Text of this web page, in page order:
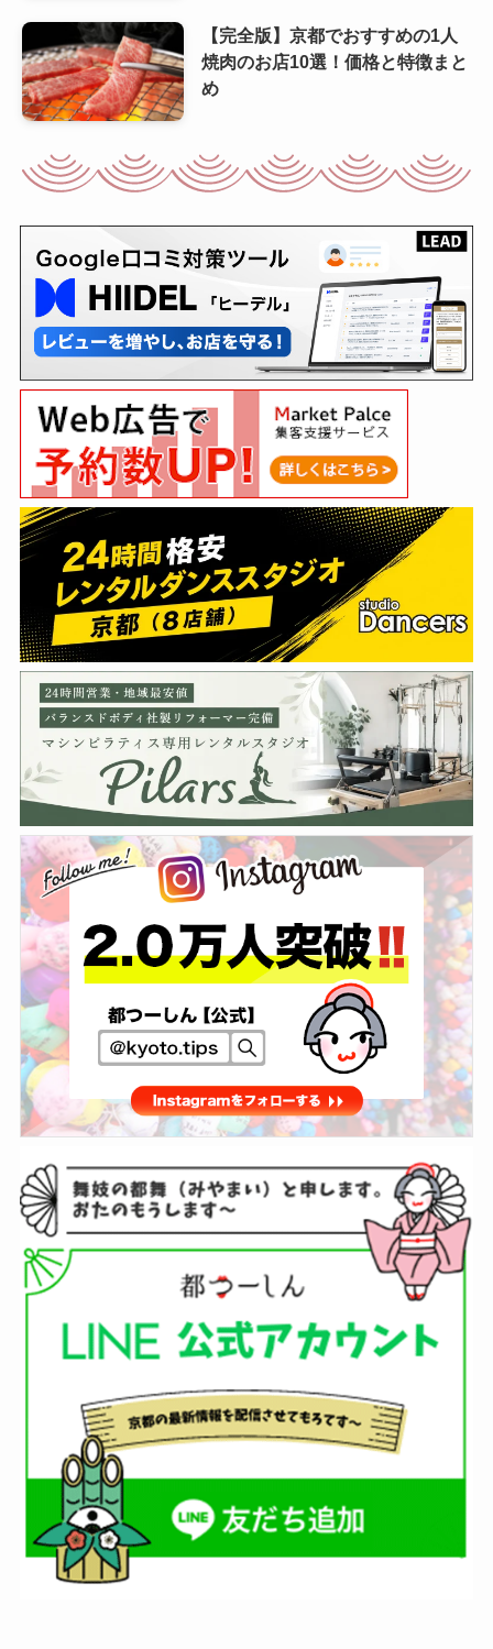
【完全版】京都でおすすめの1人
焼肉のお店10選！価格と特徴まと
め